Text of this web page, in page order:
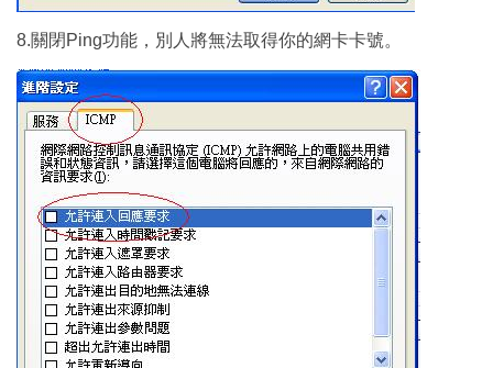
8.關閉Ping功能，別人將無法取得你的網卡卡號。